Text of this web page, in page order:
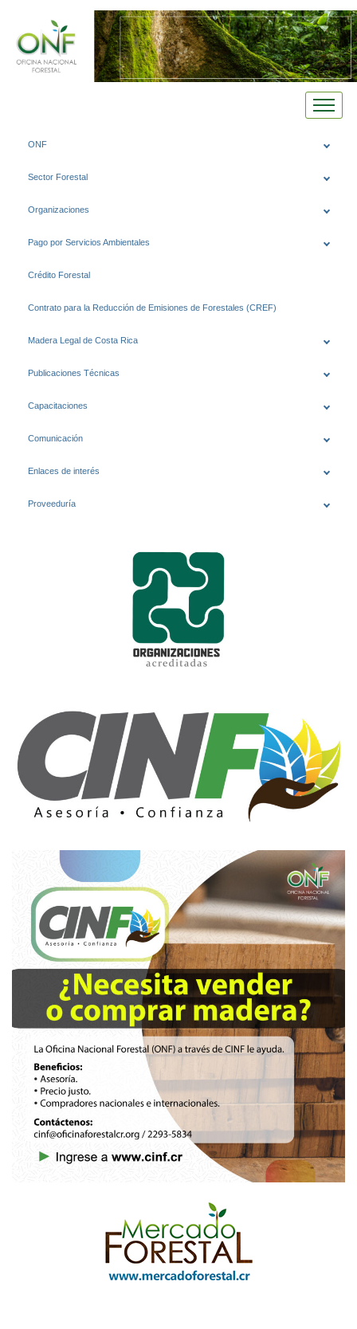
ONF
Sector Forestal
Organizaciones
Pago por Servicios Ambientales
Crédito Forestal
Contrato para la Reducción de Emisiones de Forestales (CREF)
Madera Legal de Costa Rica
Publicaciones Técnicas
Capacitaciones
Comunicación
Enlaces de interés
Proveeduría